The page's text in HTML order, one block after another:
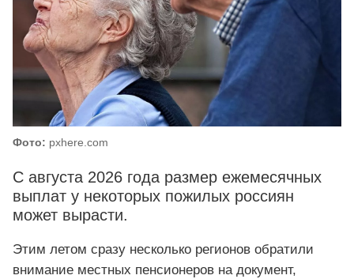
Фото: pxhere.com
С августа 2026 года размер ежемесячных
выплат у некоторых пожилых россиян
может вырасти.
Этим летом сразу несколько регионов обратили
внимание местных пенсионеров на документ,